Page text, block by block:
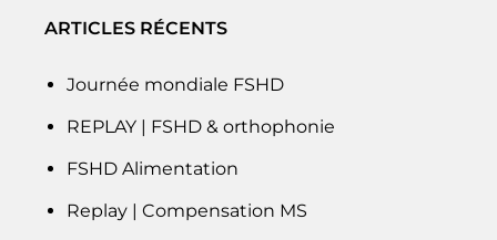
ARTICLES RÉCENTS
Journée mondiale FSHD
REPLAY | FSHD & orthophonie
FSHD Alimentation
Replay | Compensation MS